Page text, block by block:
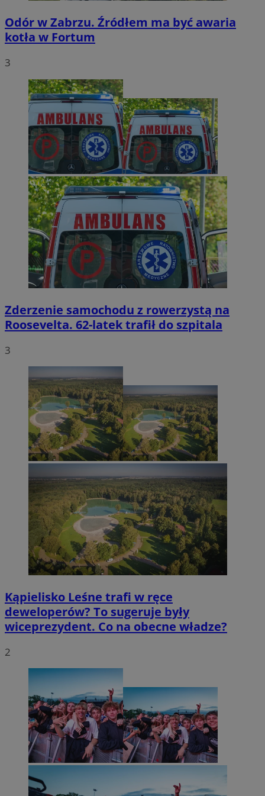
Odór w Zabrzu. Źródłem ma być awaria
kotła w Fortum
3
Zderzenie samochodu z rowerzystą na
Roosevelta. 62-latek trafił do szpitala
3
Kąpielisko Leśne trafi w ręce
deweloperów? To sugeruje były
wiceprezydent. Co na obecne władze?
2